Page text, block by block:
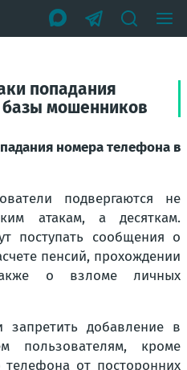
попадания
мошенников
номера телефона в
подвергаются не
атакам, а десяткам.
поступать сообщения о
пенсий, прохождении
о взломе личных
добавление в
пользователям, кроме
телефона от посторонних